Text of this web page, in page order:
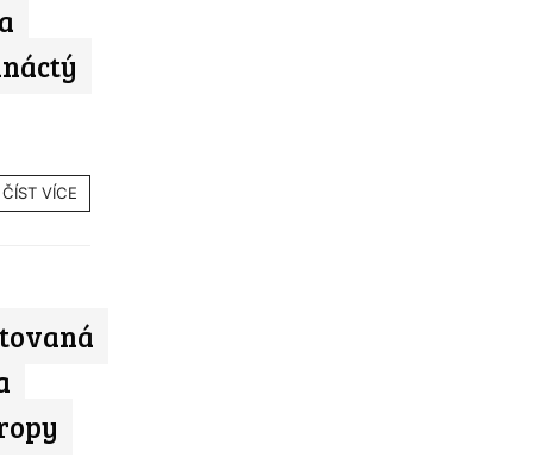
ČÍST VÍCE